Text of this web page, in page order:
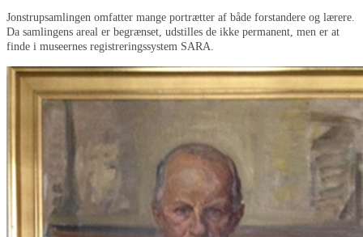
Jonstrupsamlingen omfatter mange portrætter af både forstandere og lærere.
Da samlingens areal er begrænset, udstilles de ikke permanent, men er at
finde i museernes registreringssystem SARA.